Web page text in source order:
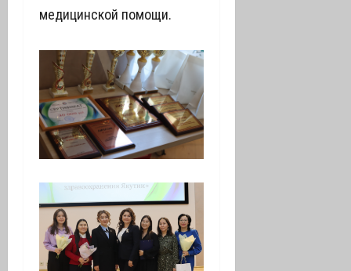
медицинской помощи.